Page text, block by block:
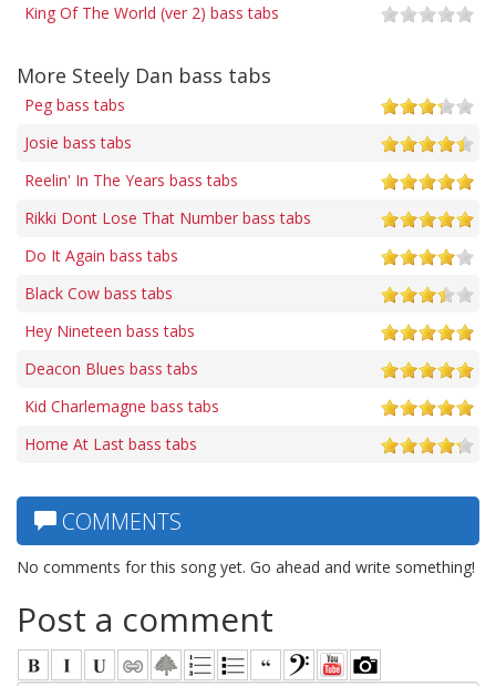
King Of The World (ver 2) bass tabs
More Steely Dan bass tabs
Peg bass tabs
Josie bass tabs
Reelin' In The Years bass tabs
Rikki Dont Lose That Number bass tabs
Do It Again bass tabs
Black Cow bass tabs
Hey Nineteen bass tabs
Deacon Blues bass tabs
Kid Charlemagne bass tabs
Home At Last bass tabs
COMMENTS
No comments for this song yet. Go ahead and write something!
Post a comment